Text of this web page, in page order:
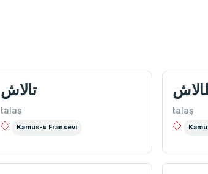
تالاش
talaş
Kamus-u Fransevi
talaş